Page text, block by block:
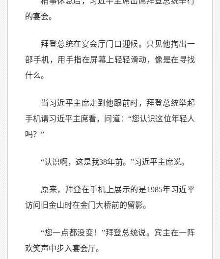
的宴会。
拜登总统在宴会厅门口迎候。只见他掏出一
部手机，用手指在屏幕上轻轻滑动，像是在寻找
什么。
当习近平主席走到他跟前时，拜登总统举起
手机请习近平主席看，问道：“您认识这位年轻人
吗？”
“认识啊，这是我38年前。”习近平主席说。
原来，拜登在手机上展示的是1985年习近平
访问旧金山时在金门大桥前的留影。
“您一点都没变！”拜登总统说。宾主在一阵
欢笑声中步入宴会厅。